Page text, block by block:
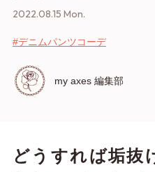
2022.08.15 Mon.
#デニムパンツコーデ
my axes 編集部
どうすれば垢抜